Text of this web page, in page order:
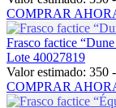
COMPRAR
Frasco factice
Lote 40027819
Valor estimado: 350
COMPRAR